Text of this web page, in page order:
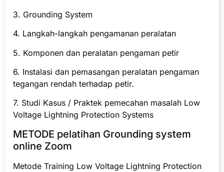
3. Grounding System
4. Langkah-langkah pengamanan peralatan
5. Komponen dan peralatan pengaman petir
6. Instalasi dan pemasangan peralatan pengaman
tegangan rendah terhadap petir.
7. Studi Kasus / Praktek pemecahan masalah Low
Voltage Lightning Protection Systems
METODE pelatihan Grounding system
online Zoom
Metode Training Low Voltage Lightning Protection